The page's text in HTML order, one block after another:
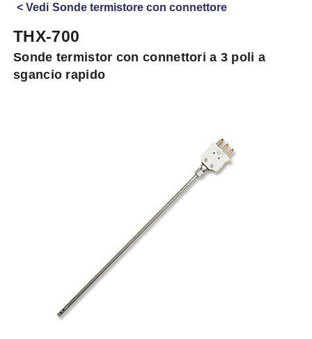
Vedi Sonde termistore con connettore
THX-700
Sonde termistor con connettori a 3 poli a
sgancio rapido